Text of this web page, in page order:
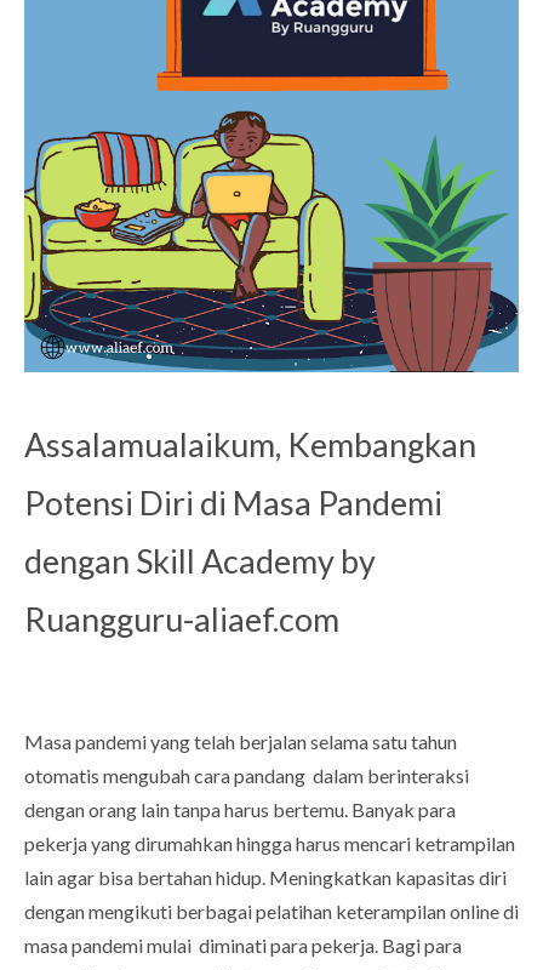
Assalamualaikum, Kembangkan
Potensi Diri di Masa Pandemi
dengan Skill Academy by
Ruangguru-aliaef.com
Masa pandemi yang telah berjalan selama satu tahun
otomatis mengubah cara pandang dalam berinteraksi
dengan orang lain tanpa harus bertemu. Banyak para
pekerja yang dirumahkan hingga harus mencari ketrampilan
lain agar bisa bertahan hidup. Meningkatkan kapasitas diri
dengan mengikuti berbagai pelatihan keterampilan online di
masa pandemi mulai diminati para pekerja. Bagi para